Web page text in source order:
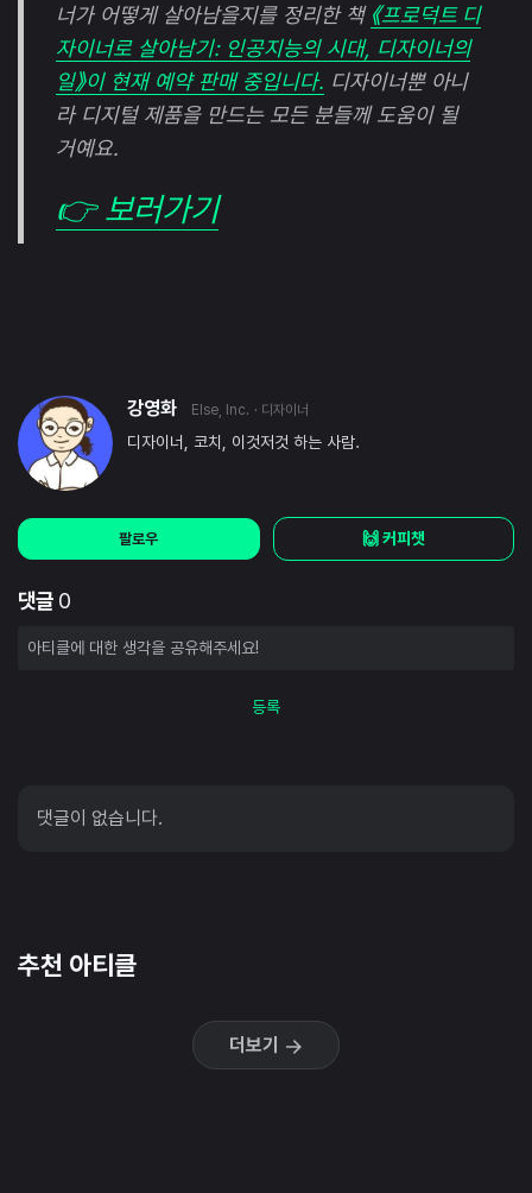
너가 어떻게 살아남을지를 정리한 책 《프로덕트 디
자이너로 살아남기: 인공지능의 시대, 디자이너의
일》이 현재 예약 판매 중입니다. 디자이너뿐 아니
라 디지털 제품을 만드는 모든 분들께 도움이 될
거예요.
👉 보러가기
강영화 Else, Inc. · 디자이너
디자이너, 코치, 이것저것 하는 사람.
팔로우 🙌 커피챗
댓글 0
등록
댓글이 없습니다.
추천 아티클
더보기